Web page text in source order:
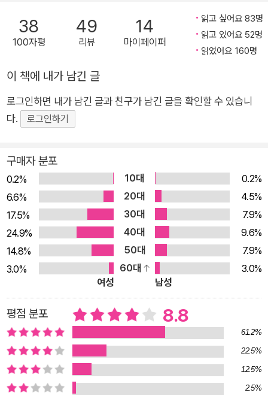
언> <보그>, NPR 등 서른 개가 훌쩍 넘는 매체와 버락 오바마
전 미국 대통령의 올해의 책으로 뽑힌 것이다. 뿐만 아니라 이 작
의 탁월함을 입증했다. 1920년대 월 스트리트를 주요 배경으로
한 『트러스트』는 금융계에서 전설적인 성공을 거두며 어마어마
한 부를 쌓은 앤드루 베벨과 밀드레드 베벨 부부에 대해 네 가지
서로 다른 이야기를 펼쳐나가면서 경제, 금융, 돈, 권력, 계급 등
스트(Trust)’는 신뢰, 신탁, 위탁, 기업합동 등 다양한 의미를 품
고 있는 단어로, 같은 인물에 대한 여러 이야기 중 어느 이야기가
신뢰할 만한지, 어느 서술을 믿을 것인지 등의 질문을 담은 중의
적 의미로 쓰였다. 20세기 초 월 스트리트를 지배했던 인물 그에
대한 네 개의 서로 다른 이야기 『트러스트』는 크게 네 개의 챕터
로 구성되어 있으며, 각각 소설, 자서전, 회고록, 일기의 형식으로
동일 인물에 대한 이야기를 펼쳐나간다. 작품을 여는 첫 챕터 ‘채
권’은 해럴드 배너라는 가상의 작가가 쓴 소설의 형식을 띠고 있
다. ‘채권’의 주인공은 담배 무역으로 성공해 커다란 부를 축적한
집안의 후손 벤저민 래스크로, 부모님이 돌아가신 뒤 담배 사업을
처분하고 가문의 부와 타고난 수학적 감각을 활용해 금융계에 뛰
어든다. 사람들과 어울리고 사교 모임에 나가기보다는 은둔자에
가까울 정도로 혼자만의 시간을 보내는 것을 선호하는 벤저민에
게 투기의 고립되고도 자족적인 성질은 너무도 잘 맞았다. 그는
38
100자평
49
리뷰
14
마이페이퍼
읽고 싶어요 83명
읽고 있어요 52명
읽었어요 160명
이 책에 내가 남긴 글
로그인하면 내가 남긴 글과 친구가 남긴 글을 확인할 수 있습니
다.
로그인하기
구매자 분포
0.2% 10대
0.2%
6.6%
20대
4.5%
17.5%
30대
7.9%
24.9%
40대
9.6%
14.8%
50대
7.9%
3.0%
60대
3.0%
여성
남성
평점 분포 8.8
61.2%
22.5%
12.5%
2.5%